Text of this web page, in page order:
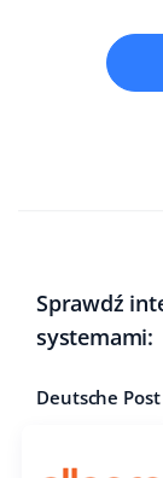
Sprawdź
systemami:
Deutsche Post